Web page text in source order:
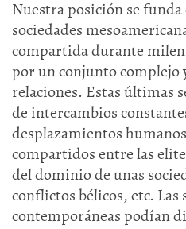
Nuestra posición se funda
sociedades
compartida durante
por un conjunto complejo
relaciones. Estas últimas
de intercambios
desplazamientos
compartidos entre las
del dominio de unas
conflictos bélicos, etc. Las
contemporáneas podían